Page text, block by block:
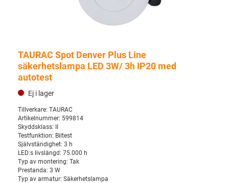
TAURAC Spot Denver Plus Line
säkerhetslampa LED 3W/ 3h IP20 med
autotest
Ej i lager
Tillverkare: TAURAC
Artikelnummer: 599814
Skyddsklass: II
Testfunktion: Biltest
Självständighet: 3 h
LED:s livslängd: 75.000 h
Typ av montering: Tak
Prestanda: 3 W
Typ av armatur: Säkerhetslampa